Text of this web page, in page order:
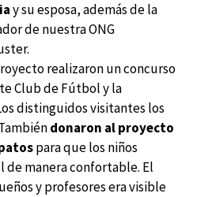
y su esposa, además de la
de nuestra ONG
realizaron un concurso
Club de Fútbol y la
distinguidos visitantes los
donaron al proyecto
para que los niños
manera confortable. El
y profesores era visible